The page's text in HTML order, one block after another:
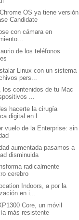
OS ya tiene versión
Candidate
con cámara en
de los teléfonos
Linux con un sistema
pers...
los contenidos de tu Mac
...
hacerte la cirugía
digital en l...
vuelo de la Enterprise: sin
aumentada pasamos a
disminuida
radicalmente
cerebro
Indoors, a por la
en i...
Core, un móvil
más resistente